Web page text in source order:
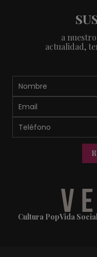
a
actualidad,
Cultura PopVida